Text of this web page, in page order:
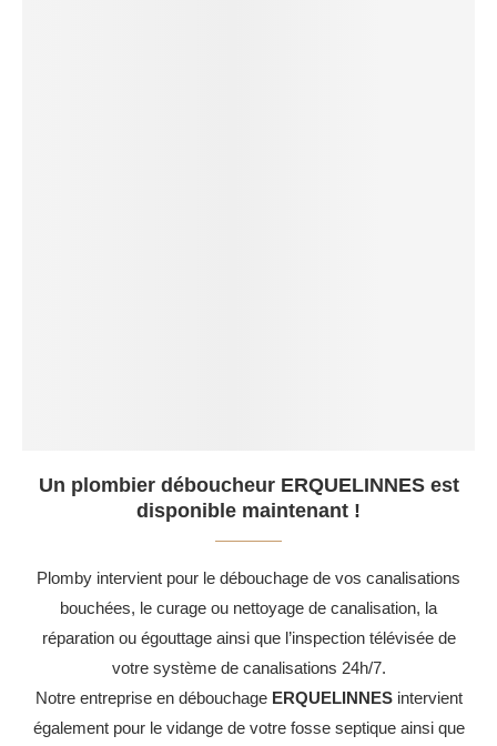
Un plombier déboucheur ERQUELINNES est
disponible maintenant !
Plomby intervient pour le débouchage de vos canalisations
bouchées, le curage ou nettoyage de canalisation, la
réparation ou égouttage ainsi que l’inspection télévisée de
votre système de canalisations 24h/7.
Notre entreprise en débouchage ERQUELINNESintervient
également pour le vidange de votre fosse septique ainsi que